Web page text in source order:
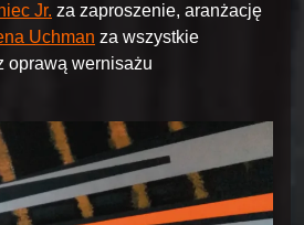
Jr. za zaproszenie, aranżację
Uchman za wszystkie
oprawą wernisażu